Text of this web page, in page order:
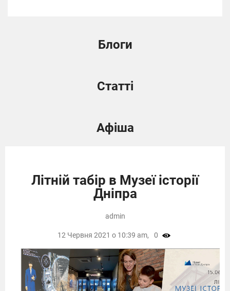
Блоги
Статті
Афіша
Літній табір в Музеї історії
Дніпра
admin
12 Червня 2021 о 10:39 am, 0